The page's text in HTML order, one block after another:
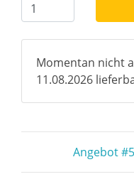
Momentan nicht
11.08.2026
Angebot